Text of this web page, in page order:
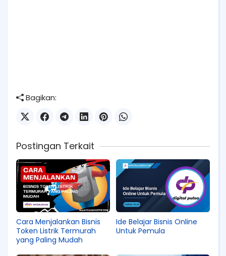
Bagikan:
Postingan Terkait
Cara Menjalankan Bisnis
Token Listrik Termurah
yang Paling Mudah
Ide Belajar Bisnis Online
Untuk Pemula